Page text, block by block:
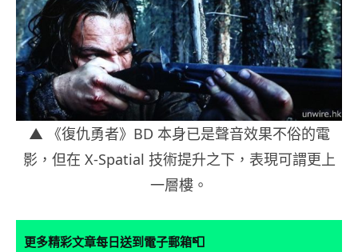
▲ 《復仇勇者》BD 本身已是聲音效果不俗的電
影，但在 X-Spatial 技術提升之下，表現可謂更上
一層樓。
更多精彩文章每日送到電子郵箱📮